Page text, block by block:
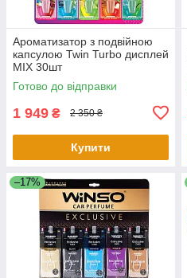
Ароматизатор з подвійною
капсулою Twin Turbo дисплей
MIX 30шт
Готово до відправки
1 949 ₴ 2 350 ₴
Купити
–17%